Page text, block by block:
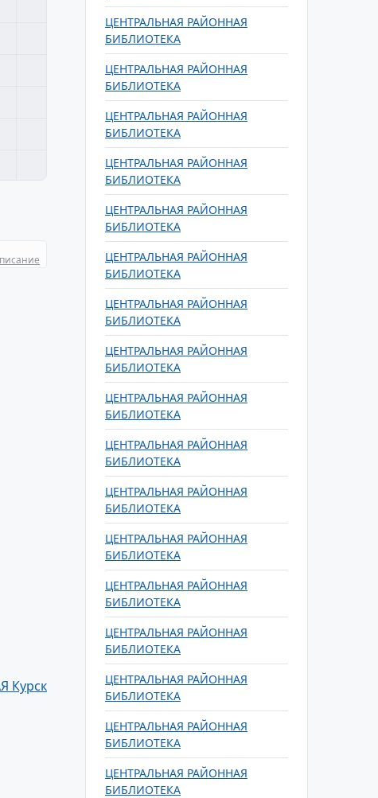
Курск
ЦЕНТРАЛЬНАЯ РАЙОННАЯ
БИБЛИОТЕКА
ЦЕНТРАЛЬНАЯ РАЙОННАЯ
БИБЛИОТЕКА
ЦЕНТРАЛЬНАЯ РАЙОННАЯ
БИБЛИОТЕКА
ЦЕНТРАЛЬНАЯ РАЙОННАЯ
БИБЛИОТЕКА
ЦЕНТРАЛЬНАЯ РАЙОННАЯ
БИБЛИОТЕКА
ЦЕНТРАЛЬНАЯ РАЙОННАЯ
БИБЛИОТЕКА
ЦЕНТРАЛЬНАЯ РАЙОННАЯ
БИБЛИОТЕКА
ЦЕНТРАЛЬНАЯ РАЙОННАЯ
БИБЛИОТЕКА
ЦЕНТРАЛЬНАЯ РАЙОННАЯ
БИБЛИОТЕКА
ЦЕНТРАЛЬНАЯ РАЙОННАЯ
БИБЛИОТЕКА
ЦЕНТРАЛЬНАЯ РАЙОННАЯ
БИБЛИОТЕКА
ЦЕНТРАЛЬНАЯ РАЙОННАЯ
БИБЛИОТЕКА
ЦЕНТРАЛЬНАЯ РАЙОННАЯ
БИБЛИОТЕКА
ЦЕНТРАЛЬНАЯ РАЙОННАЯ
БИБЛИОТЕКА
ЦЕНТРАЛЬНАЯ РАЙОННАЯ
БИБЛИОТЕКА
ЦЕНТРАЛЬНАЯ РАЙОННАЯ
БИБЛИОТЕКА
ЦЕНТРАЛЬНАЯ РАЙОННАЯ
БИБЛИОТЕКА